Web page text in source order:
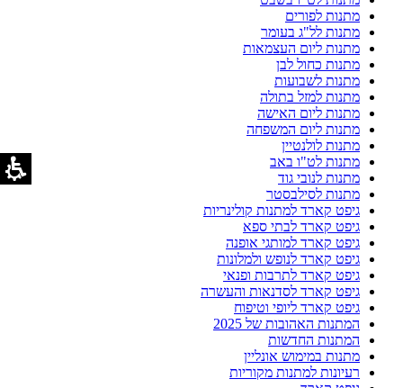
מתנות לפורים
מתנות לל"ג בעומר
מתנות ליום העצמאות
מתנות כחול לבן
מתנות לשבועות
מתנות למזל בתולה
מתנות ליום האישה
מתנות ליום המשפחה
מתנות לולנטיין
מתנות לט"ו באב
מתנות לנובי גוד
מתנות לסילבסטר
גיפט קארד למתנות קולינריות
גיפט קארד לבתי ספא
גיפט קארד למותגי אופנה
גיפט קארד לנופש ולמלונות
גיפט קארד לתרבות ופנאי
גיפט קארד לסדנאות והעשרה
גיפט קארד ליופי וטיפוח
המתנות האהובות של 2025
המתנות החדשות
מתנות במימוש אונליין
רעיונות למתנות מקוריות